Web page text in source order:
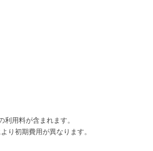
利用料が含まれます。
り初期費用が異なります。